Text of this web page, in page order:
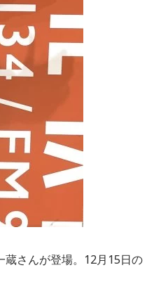
蔵さんが登場。12月15日の